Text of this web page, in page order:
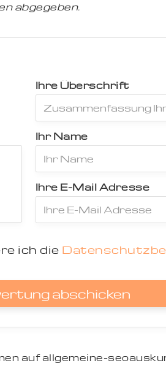
abgegeben.
Ihre Überschrift
Ihr Name
Ihre E-Mail Adresse
ich die
abschicken
auf allgemeine-